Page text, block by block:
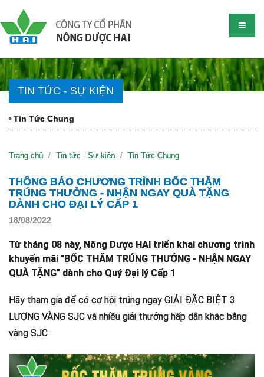
TIN TỨC - SỰ KIỆN
Tin Tức Chung
Trang chủ Tin tức - Sự kiện Tin Tức Chung
THÔNG BÁO CHƯƠNG TRÌNH BỐC THĂM
TRÚNG THƯỞNG - NHẬN NGAY QUÀ TẶNG
DÀNH CHO ĐẠI LÝ CẤP 1
18/08/2022
Từ tháng 08 này, Nông Dược HAI triển khai chương trình
khuyến mãi "BỐC THĂM TRÚNG THƯỞNG - NHẬN NGAY
QUÀ TẶNG" dành cho Quý Đại lý Cấp 1
Hãy tham gia để có cơ hội trúng ngay GIẢI ĐẶC BIỆT 3
LƯỢNG VÀNG SJC và nhiều giải thưởng hấp dẫn khác bằng
vàng SJC